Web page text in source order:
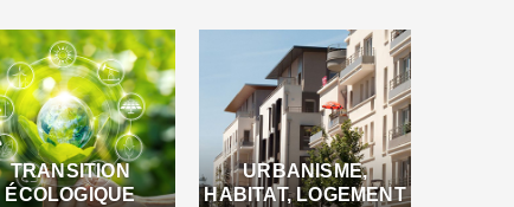
TRANSITION
ÉCOLOGIQUE
URBANISME,
HABITAT, LOGEMENT